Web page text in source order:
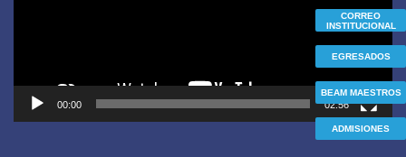
00:00 02:56
BEAM MAESTROS
EGRESADOS
CORREO
INSTITUCIONAL
ADMISIONES